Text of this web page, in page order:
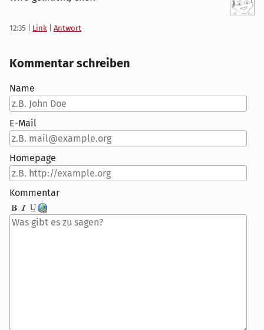
12:35 Link Antwort
Kommentar schreiben
Name
E-Mail
Homepage
Kommentar